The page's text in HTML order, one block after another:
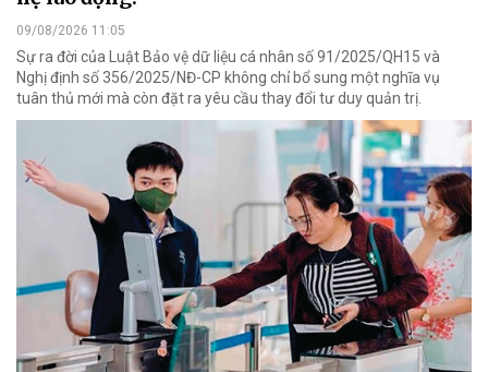
09/08/2026 11:05
Sự ra đời của Luật Bảo vệ dữ liệu cá nhân số 91/2025/QH15 và
Nghị định số 356/2025/NĐ-CP không chỉ bổ sung một nghĩa vụ
tuân thủ mới mà còn đặt ra yêu cầu thay đổi tư duy quản trị.